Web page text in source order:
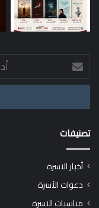
أدخل
بريدك
الإلكتروني
تصنيفات
أخبار الاسرة
دعوات الأسرة
مناسبات الاسرة